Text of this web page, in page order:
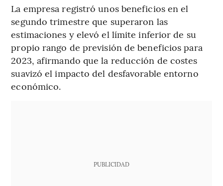
La empresa registró unos beneficios en el
segundo trimestre que superaron las
estimaciones y elevó el límite inferior de su
propio rango de previsión de beneficios para
2023, afirmando que la reducción de costes
suavizó el impacto del desfavorable entorno
económico.
PUBLICIDAD